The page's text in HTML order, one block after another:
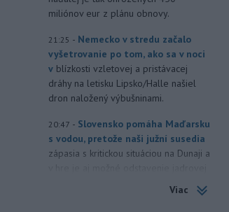
miliónov eur z plánu obnovy.
21:25 - Nemecko v stredu začalo
vyšetrovanie po tom, ako sa v noci
v blízkosti vzletovej a pristávacej
dráhy na letisku Lipsko/Halle našiel
dron naložený výbušninami.
20:47 - Slovensko pomáha Maďarsku
s vodou, pretože naši južní susedia
zápasia s kritickou situáciou na Dunaji a
Viac